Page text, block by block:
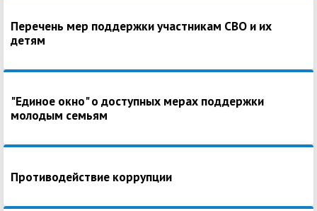
Перечень мер поддержки участникам СВО и их
детям
"Единое окно" о доступных мерах поддержки
молодым семьям
Противодействие коррупции